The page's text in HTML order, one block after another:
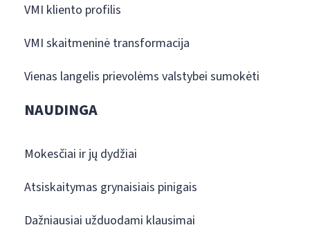
VMI kliento profilis
VMI skaitmeninė transformacija
Vienas langelis prievolėms valstybei sumokėti
NAUDINGA
Mokesčiai ir jų dydžiai
Atsiskaitymas grynaisiais pinigais
Dažniausiai užduodami klausimai